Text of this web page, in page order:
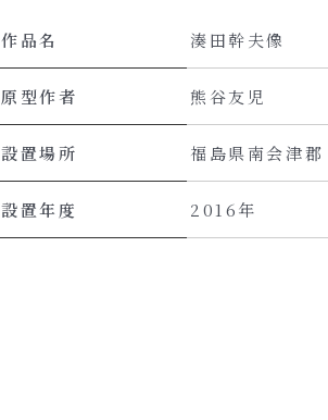
作品名 湊田幹夫像
原型作者 熊谷友児
設置場所 福島県南会津郡
設置年度 2016年